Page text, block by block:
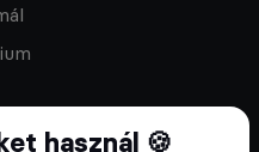
használ 🍪